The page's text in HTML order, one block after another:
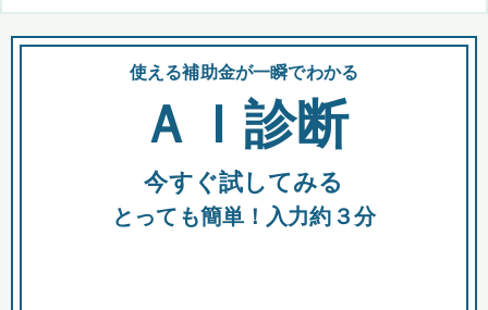
都道府県
全国の検索結果を含めて表示
助成金 融資 出資
使える補助金が一瞬でわかる
ＡＩ診断
今すぐ試してみる
とっても簡単！入力約３分